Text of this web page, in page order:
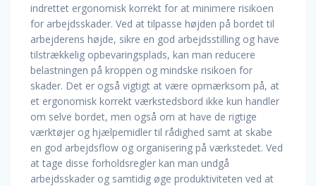
indrettet ergonomisk korrekt for at minimere risikoen
for arbejdsskader. Ved at tilpasse højden på bordet til
arbejderens højde, sikre en god arbejdsstilling og have
tilstrækkelig opbevaringsplads, kan man reducere
belastningen på kroppen og mindske risikoen for
skader. Det er også vigtigt at være opmærksom på, at
et ergonomisk korrekt værkstedsbord ikke kun handler
om selve bordet, men også om at have de rigtige
værktøjer og hjælpemidler til rådighed samt at skabe
en god arbejdsflow og organisering på værkstedet. Ved
at tage disse forholdsregler kan man undgå
arbejdsskader og samtidig øge produktiviteten ved at